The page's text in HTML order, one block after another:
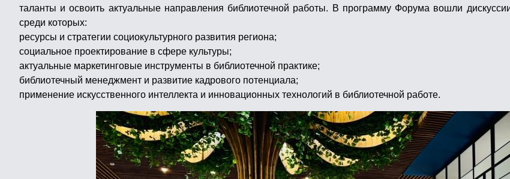
таланты и освоить актуальные направления библиотечной работы. В программу Форума вошли
среди которых:
ресурсы и стратегии социокультурного развития региона;
социальное проектирование в сфере культуры;
актуальные маркетинговые инструменты в библиотечной практике;
библиотечный менеджмент и развитие кадрового потенциала;
применение искусственного интеллекта и инновационных технологий в библиотечной работе.